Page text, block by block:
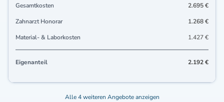
Gesamtkosten
2.695 €
Zahnarzt Honorar
1.268 €
Material- & Laborkosten
1.427 €
Eigenanteil 2.192 €
Alle 4 weiteren Angebote anzeigen